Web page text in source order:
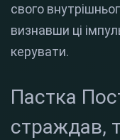
свого
визнавши ці
керувати.
Пастка
страждав,